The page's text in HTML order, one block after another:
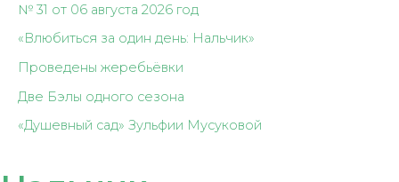
№ 31 от 06 августа 2026 год
«Влюбиться за один день: Нальчик»
Проведены жеребьёвки
Две Бэлы одного сезона
«Душевный сад» Зульфии Мусуковой